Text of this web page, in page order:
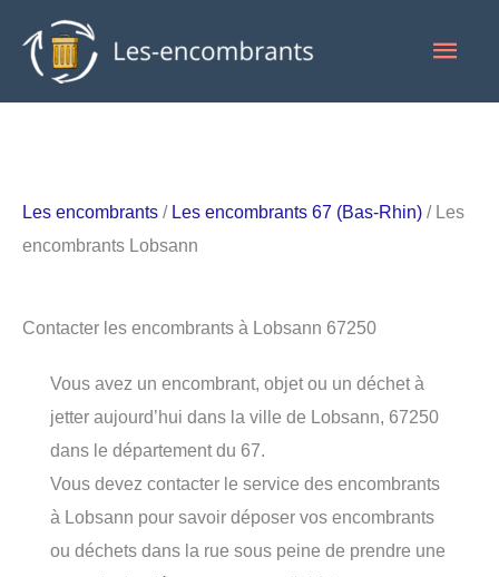
contenu
Les encombrants / Les encombrants 67 (Bas-Rhin) / Les
encombrants Lobsann
Contacter les encombrants à Lobsann 67250
Vous avez un encombrant, objet ou un déchet à
jetter aujourd’hui dans la ville de Lobsann, 67250
dans le département du 67.
Vous devez contacter le service des encombrants
à Lobsann pour savoir déposer vos encombrants
ou déchets dans la rue sous peine de prendre une